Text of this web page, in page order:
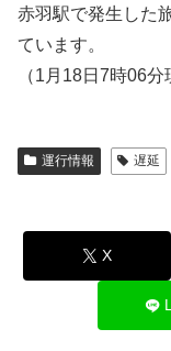
赤羽駅で発生した
ています。
（1月18日7時06分
運行情報 遅延
X